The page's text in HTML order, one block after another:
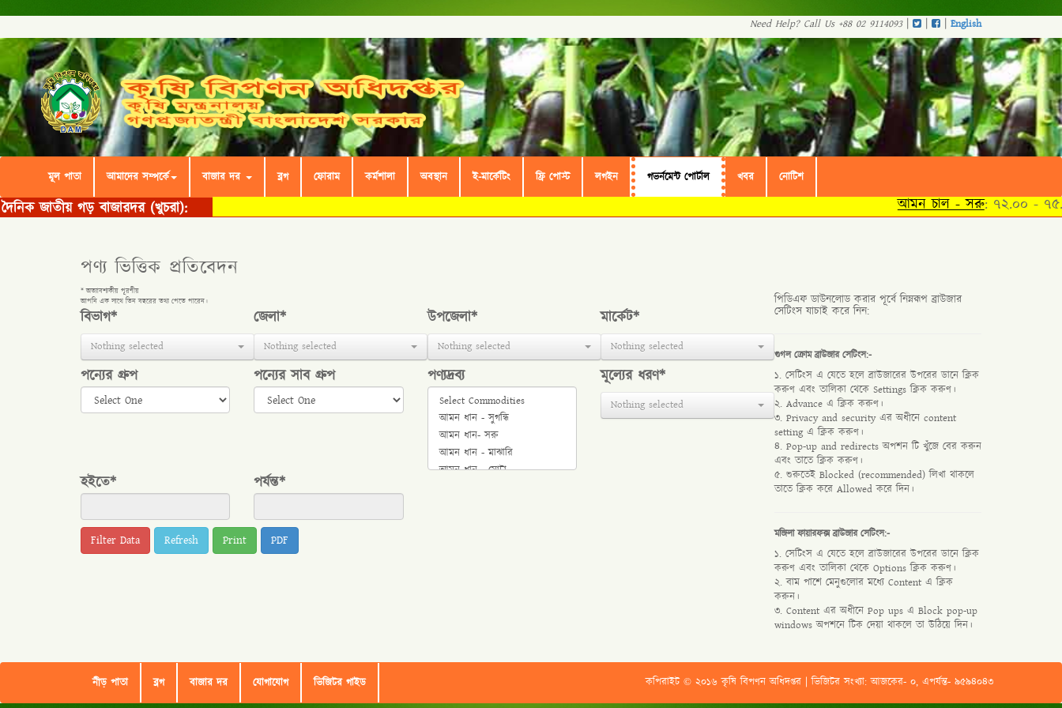
Need Help? Call Us +88 02 9114093| English
মূল পাতা আমাদের সম্পর্কে বাজার দর ব্লগ ফোরাম কর্মশালা অবস্থান ই-মার্কেটিং ফ্রি পোস্ট লগইন গভর্নমেন্ট পোর্টাল খবর নোটিশ
আমন চাল - সরু: ৭২.০০ -
পণ্য ভিত্তিক প্রতিবেদন
* অত্যাবশ্যকীয় পূরণীয়
আপনি এক সাথে তিন বছরের তথ্য পেতে পারেন।
বিভাগ*
Nothing selected
জেলা*
Nothing selected
উপজেলা*
Nothing selected
মার্কেট*
Nothing selected
পন্যের গ্রুপ পন্যের সাব গ্রুপ পণ্যদ্রব্য মূল্যের ধরণ*
Nothing selected
হইতে* পর্যন্ত*
Refresh Print PDF
পিডিএফ ডাউনলোড করার পূর্বে নিম্নরূপ ব্রাউজার
সেটিংস যাচাই করে নিন:
গুগল ক্রোম ব্রাউজার সেটিংস:-
১. সেটিংস এ যেতে হলে ব্রাউজারের উপরের ডানে ক্লিক
করুণ এবং তালিকা থেকে Settings ক্লিক করুণ।
২. Advance এ ক্লিক করুণ।
৩. Privacy and security এর অধীনে content
setting এ ক্লিক করুণ।
৪. Pop-up and redirects অপশন টি খুঁজে বের করুন
এবং তাতে ক্লিক করুণ।
৫. শুরুতেই Blocked (recommended) লিখা থাকলে
তাতে ক্লিক করে Allowed করে দিন।
মজিলা ফায়ারফক্স ব্রাউজার সেটিংস:-
১. সেটিংস এ যেতে হলে ব্রাউজারের উপরের ডানে ক্লিক
করুণ এবং তালিকা থেকে Options ক্লিক করুণ।
২. বাম পাশে মেনুগুলোর মধ্যে Content এ ক্লিক
করুন।
৩. Content এর অধীনে Pop ups এ Block pop-up
windows অপশনে টিক দেয়া থাকলে তা উঠিয়ে দিন।
নীড় পাতা ব্লগ বাজার দর যোগাযোগ ভিজিটর গাইড কপিরাইট © ২০১৬ কৃষি বিপণন অধিদপ্তর | ভিজিটর সংখ্যা: আজকের- ০, এপর্যন্ত- ৯৫৯৪০৪৩